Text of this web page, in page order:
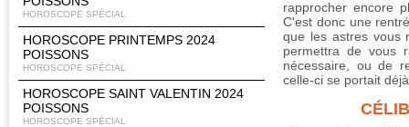
HOROSCOPE SPÉCIAL
HOROSCOPE PRINTEMPS 2024
POISSONS
HOROSCOPE SPÉCIAL
HOROSCOPE SAINT VALENTIN 2024
POISSONS
HOROSCOPE SPÉCIAL
rapprocher encore
C'est donc une
que les astres vous
permettra de vous
nécessaire, ou de
celle-ci se portait